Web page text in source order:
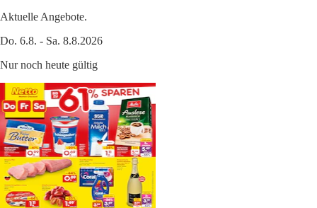
Aktuelle Angebote.
Do. 6.8. - Sa. 8.8.2026
Nur noch heute gültig